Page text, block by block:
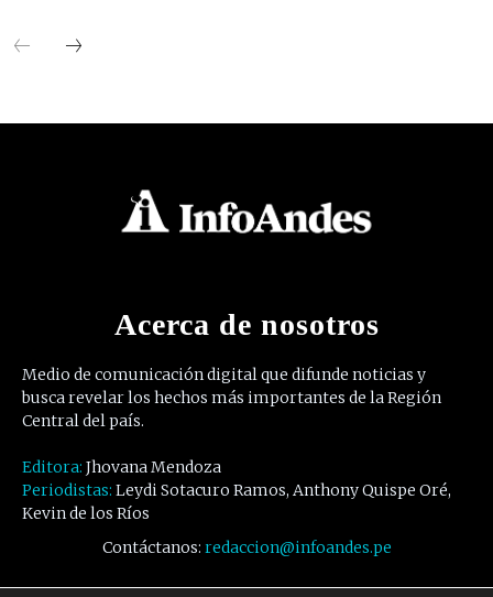
Acerca de nosotros
Medio de comunicación digital que difunde noticias y
busca revelar los hechos más importantes de la Región
Central del país.
Editora: Jhovana Mendoza
Periodistas: Leydi Sotacuro Ramos, Anthony Quispe Oré,
Kevin de los Ríos
Contáctanos: redaccion@infoandes.pe